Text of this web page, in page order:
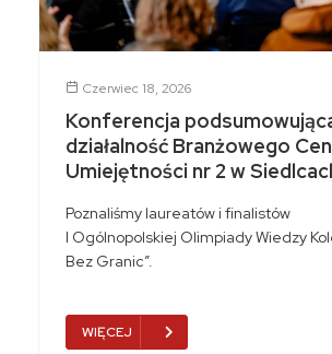
Czerwiec 18, 2026
Konferencja
działalność Branżowego
Umiejętności nr 2 w
Poznaliśmy laureatów i finalistów
I Ogólnopolskiej Olimpiady Wiedzy
Bez Granic”.
WIĘCEJ